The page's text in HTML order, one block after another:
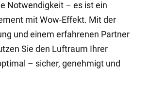
Notwendigkeit – es ist ein
mit Wow-Effekt. Mit der
und einem erfahrenen Partner
Sie den Luftraum Ihrer
– sicher, genehmigt und